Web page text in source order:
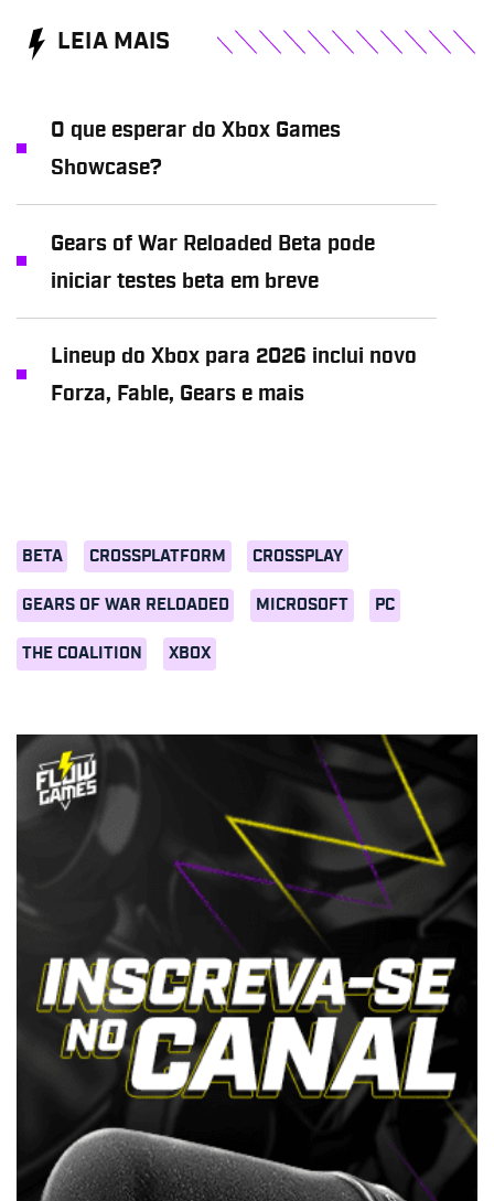
BETA CROSSPLATFORM CROSSPLAY
GEARS OF WAR RELOADED MICROSOFT PC
THE COALITION XBOX
LEIA MAIS
O que esperar do Xbox Games
Showcase?
Gears of War Reloaded Beta pode
iniciar testes beta em breve
Lineup do Xbox para 2026 inclui novo
Forza, Fable, Gears e mais